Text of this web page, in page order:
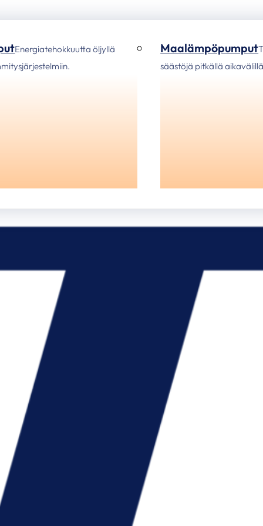
Energiatehokkuutta öljyllä
Maalämpöpumput
säästöjä pitkällä